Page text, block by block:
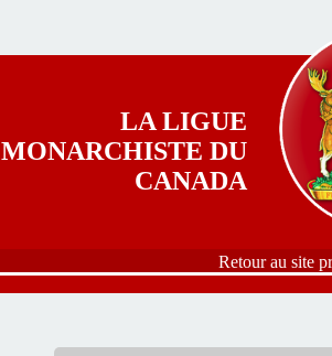
LA LIGUE
MONARCHISTE DU
CANADA
Retour au site